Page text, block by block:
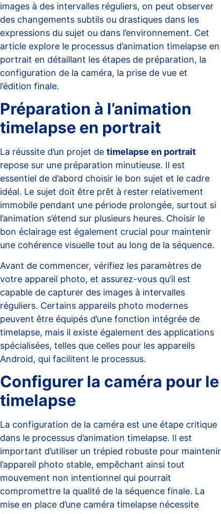
images à des intervalles réguliers, on peut observer
des changements subtils ou drastiques dans les
expressions du sujet ou dans l’environnement. Cet
article explore le processus d’animation timelapse en
portrait en détaillant les étapes de préparation, la
configuration de la caméra, la prise de vue et
l’édition finale.
Préparation à l’animation
timelapse en portrait
La réussite d’un projet de timelapse en portrait
repose sur une préparation minutieuse. Il est
essentiel de d’abord choisir le bon sujet et le cadre
idéal. Le sujet doit être prêt à rester relativement
immobile pendant une période prolongée, surtout si
l’animation s’étend sur plusieurs heures. Choisir le
bon éclairage est également crucial pour maintenir
une cohérence visuelle tout au long de la séquence.
Avant de commencer, vérifiez les paramètres de
votre appareil photo, et assurez-vous qu’il est
capable de capturer des images à intervalles
réguliers. Certains appareils photo modernes
peuvent être équipés d’une fonction intégrée de
timelapse, mais il existe également des applications
spécialisées, telles que celles pour les appareils
Android, qui facilitent le processus.
Configurer la caméra pour le
timelapse
La configuration de la caméra est une étape critique
dans le processus d’animation timelapse. Il est
important d’utiliser un trépied robuste pour maintenir
l’appareil photo stable, empêchant ainsi tout
mouvement non intentionnel qui pourrait
compromettre la qualité de la séquence finale. La
mise en place d’une caméra timelapse nécessite